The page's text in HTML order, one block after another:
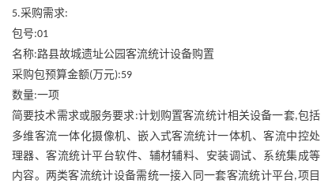
5.采购需求:
包号:01
名称:路县故城遗址公园客流统计设备购置
采购包预算金额(万元):59
数量:一项
简要技术需求或服务要求:计划购置客流统计相关设备一套,包括
多维客流一体化摄像机、嵌入式客流统计一体机、客流中控处
理器、客流统计平台软件、辅材辅料、安装调试、系统集成等
内容。两类客流统计设备需统一接入同一套客流统计平台,项目